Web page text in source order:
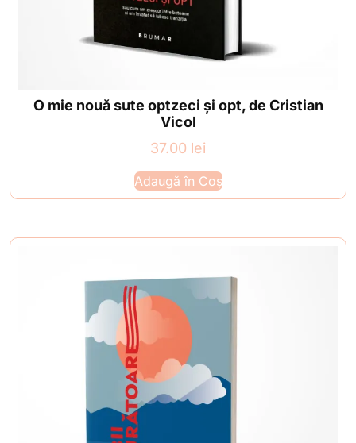
O mie nouă sute optzeci și opt, de Cristian
Vicol
37.00 lei
Adaugă în Coș